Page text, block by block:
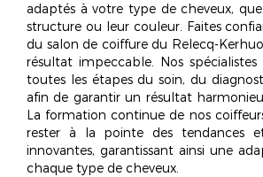
adaptés à votre type de cheveux,
structure ou leur couleur. Faites
du salon de coiffure du Relecq-
résultat impeccable. Nos
toutes les étapes du soin, du
afin de garantir un résultat
La formation continue de nos
rester à la pointe des tendances
innovantes, garantissant ainsi une
chaque type de cheveux.